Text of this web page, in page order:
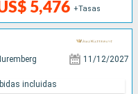
5,476 +Tasas
11/12/2027
incluidas